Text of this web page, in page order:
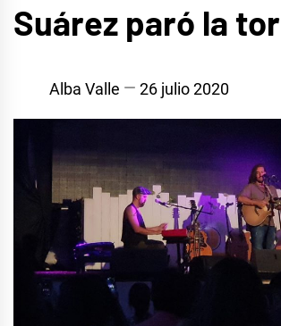
Suárez paró la
Alba Valle 26 julio 2020